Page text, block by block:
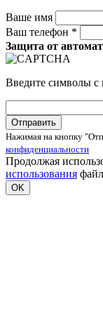
Ваше имя
Ваш телефон *
Защита от
Введите символы с
Нажимая на кнопку
конфиденциальности
Продолжая
использования
OK